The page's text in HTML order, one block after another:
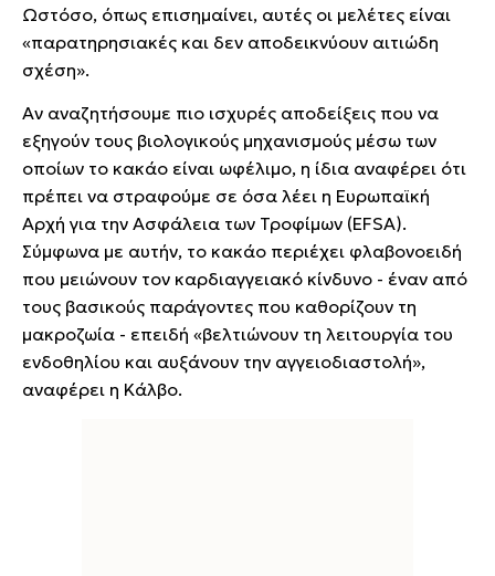
Ωστόσο, όπως επισημαίνει, αυτές οι μελέτες είναι
«παρατηρησιακές και δεν αποδεικνύουν αιτιώδη
σχέση».
Αν αναζητήσουμε πιο ισχυρές αποδείξεις που να
εξηγούν τους βιολογικούς μηχανισμούς μέσω των
οποίων το κακάο είναι ωφέλιμο, η ίδια αναφέρει ότι
πρέπει να στραφούμε σε όσα λέει η Ευρωπαϊκή
Αρχή για την Ασφάλεια των Τροφίμων (EFSA).
Σύμφωνα με αυτήν, το κακάο περιέχει φλαβονοειδή
που μειώνουν τον καρδιαγγειακό κίνδυνο - έναν από
τους βασικούς παράγοντες που καθορίζουν τη
μακροζωία - επειδή «βελτιώνουν τη λειτουργία του
ενδοθηλίου και αυξάνουν την αγγειοδιαστολή»,
αναφέρει η Κάλβο.